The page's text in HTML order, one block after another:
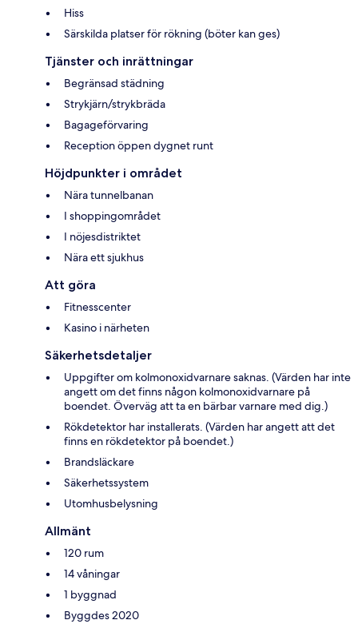
Hiss
Särskilda platser för rökning (böter kan ges)
Tjänster och inrättningar
Begränsad städning
Strykjärn/strykbräda
Bagageförvaring
Reception öppen dygnet runt
Höjdpunkter i området
Nära tunnelbanan
I shoppingområdet
I nöjesdistriktet
Nära ett sjukhus
Att göra
Fitnesscenter
Kasino i närheten
Säkerhetsdetaljer
Uppgifter om kolmonoxidvarnare saknas. (Värden har inte
angett om det finns någon kolmonoxidvarnare på
boendet. Överväg att ta en bärbar varnare med dig.)
Rökdetektor har installerats. (Värden har angett att det
finns en rökdetektor på boendet.)
Brandsläckare
Säkerhetssystem
Utomhusbelysning
Allmänt
120 rum
14 våningar
1 byggnad
Byggdes 2020